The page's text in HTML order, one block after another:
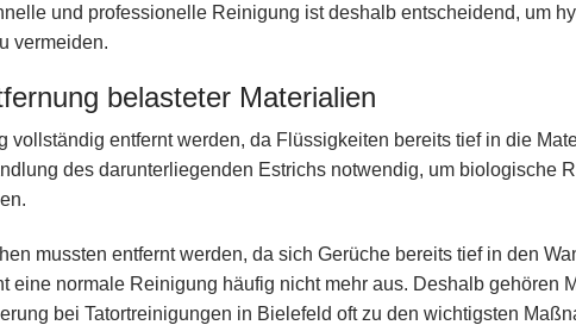
und professionelle Reinigung ist deshalb entscheidend, um
vermeiden.
belasteter Materialien
vollständig entfernt werden, da Flüssigkeiten bereits tief in die
des darunterliegenden Estrichs notwendig, um biologische
mussten entfernt werden, da sich Gerüche bereits tief in den
eine normale Reinigung häufig nicht mehr aus. Deshalb gehören
bei Tatortreinigungen in Bielefeld oft zu den wichtigsten